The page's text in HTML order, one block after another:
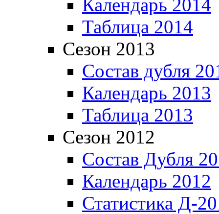
Календарь 2014
Таблица 2014
Сезон 2013
Состав дубля
Календарь 2013
Таблица 2013
Сезон 2012
Состав Дубля
Календарь 2012
Статистика Д-